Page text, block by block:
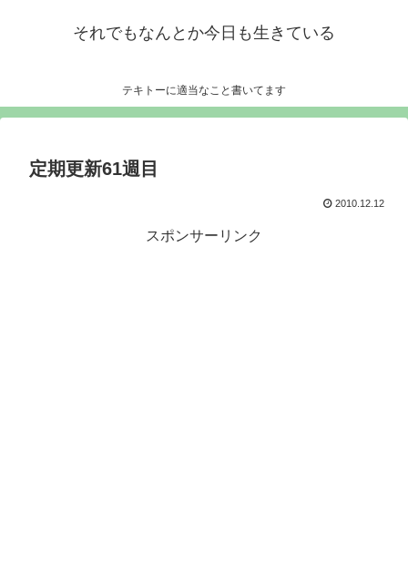
それでもなんとか今日も生きている
テキトーに適当なこと書いてます
定期更新61週目
2010.12.12
スポンサーリンク